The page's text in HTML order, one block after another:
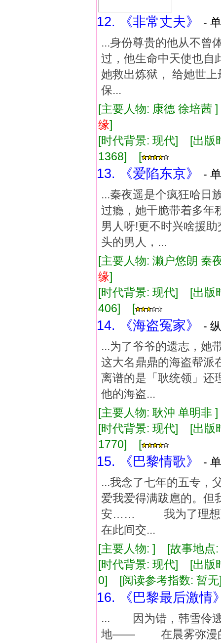
12. 《非常丈夫》
-
...身份尊贵的他从不曾
过，他生命中天使也
她救出炼狱， 给她世
保...
[主要人物: 康德 徐培
缘]
[时代背景: 现代] [出
1368] [
13. 《爱陷东京》
-
...秦夜遥是个疯狂哈日
过瘾，她干脆带着多年
男人呀!更不时兴啥援
头的男人，...
[主要人物: 濑户悠朗
缘]
[时代背景: 现代] [出
406] [
14. 《海盗冤家》
-
...为了爷爷的遗志，她
这大名鼎鼎的海盗帮派
离谱的是「耿统领」还
他的海盗...
[主要人物: 耿沖 单明
[时代背景: 现代] [出
1770] [
15. 《巴黎情歌》
-
...我念了七年的五专，
爱我爱得满跋扈的。但
安…… 我为了理想而
在此间交...
[主要人物: ] [故事地
[时代背景: 现代] [出
0] [阅读参考指数: 暂无
16. 《巴黎最后激情
... 因为错，韩雪伶
地—— 在晨雾弥漫